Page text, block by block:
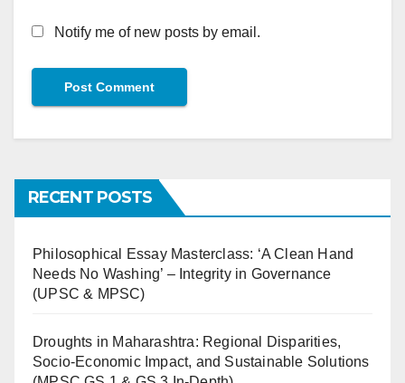
Notify me of new posts by email.
RECENT POSTS
Philosophical Essay Masterclass: ‘A Clean Hand
Needs No Washing’ – Integrity in Governance
(UPSC & MPSC)
Droughts in Maharashtra: Regional Disparities,
Socio-Economic Impact, and Sustainable Solutions